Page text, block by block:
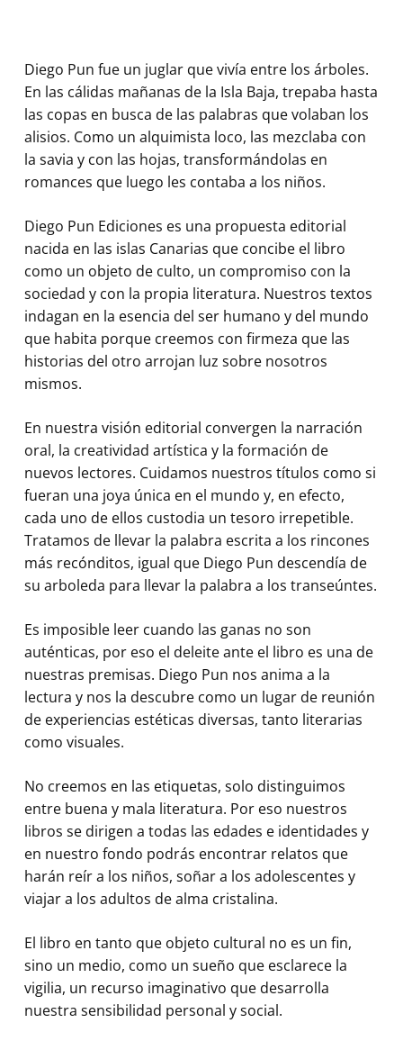
Diego Pun fue un juglar que vivía entre los árboles.
En las cálidas mañanas de la Isla Baja, trepaba hasta
las copas en busca de las palabras que volaban los
alisios. Como un alquimista loco, las mezclaba con
la savia y con las hojas, transformándolas en
romances que luego les contaba a los niños.
Diego Pun Ediciones es una propuesta editorial
nacida en las islas Canarias que concibe el libro
como un objeto de culto, un compromiso con la
sociedad y con la propia literatura. Nuestros textos
indagan en la esencia del ser humano y del mundo
que habita porque creemos con firmeza que las
historias del otro arrojan luz sobre nosotros
mismos.
En nuestra visión editorial convergen la narración
oral, la creatividad artística y la formación de
nuevos lectores. Cuidamos nuestros títulos como si
fueran una joya única en el mundo y, en efecto,
cada uno de ellos custodia un tesoro irrepetible.
Tratamos de llevar la palabra escrita a los rincones
más recónditos, igual que Diego Pun descendía de
su arboleda para llevar la palabra a los transeúntes.
Es imposible leer cuando las ganas no son
auténticas, por eso el deleite ante el libro es una de
nuestras premisas. Diego Pun nos anima a la
lectura y nos la descubre como un lugar de reunión
de experiencias estéticas diversas, tanto literarias
como visuales.
No creemos en las etiquetas, solo distinguimos
entre buena y mala literatura. Por eso nuestros
libros se dirigen a todas las edades e identidades y
en nuestro fondo podrás encontrar relatos que
harán reír a los niños, soñar a los adolescentes y
viajar a los adultos de alma cristalina.
El libro en tanto que objeto cultural no es un fin,
sino un medio, como un sueño que esclarece la
vigilia, un recurso imaginativo que desarrolla
nuestra sensibilidad personal y social.